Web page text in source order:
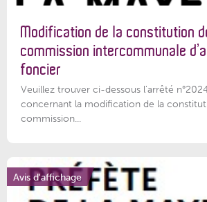
Modification de la constitution
commission intercommunale
foncier
Veuillez trouver ci-dessous l'arrêté
concernant la modification de la
commission...
Avis d'affichage